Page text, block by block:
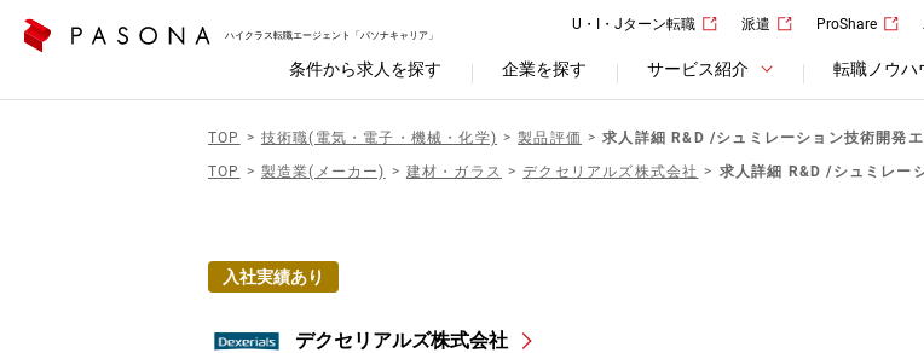
ハイクラス転職エージェント「パソナキャリア」
U・I・Jターン転職 派遣 ProShare
条件から求人を探す 企業を探す サービス紹介 転職ノウハ
TOP 技術職(電気・電子・機械・化学) 製品評価
求人詳細 R&D /シュミレーション技術開発
TOP
製造業(メーカー) 建材・ガラス デクセリアルズ株式会社 求人詳細 R&D /シュミレー
入社実績あり
デクセリアルズ株式会社